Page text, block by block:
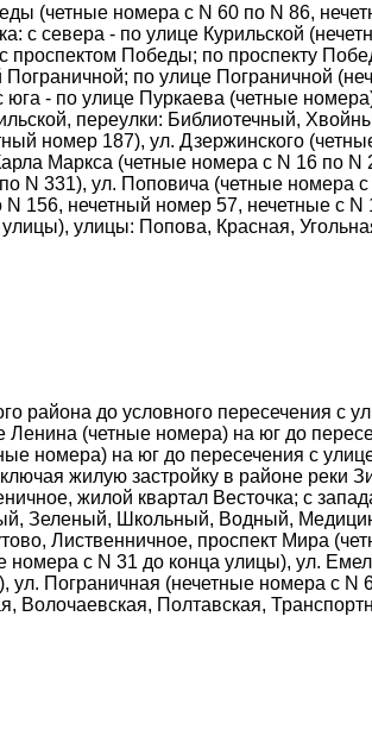
(четные номера с N 60 по N 86,
с севера - по улице Курильской
проспектом Победы; по проспекту
по улице Пограничной
- по улице Пуркаева (четные
переулки: Библиотечный,
номер 187), ул. Дзержинского
Маркса (четные номера с N 16 по N
N 331), ул. Поповича (четные номера
156, нечетный номер 57, нечетные с N
улицы: Попова, Красная,
района до условного пересечения с
Ленина (четные номера) на юг до
номера) на юг до пересечения с
жилую застройку в районе реки
жилой квартал Весточка; с
Зеленый, Школьный, Водный,
Лиственничное, проспект Мира
с N 31 до конца улицы), ул.
Пограничная (нечетные номера с N
Полтавская,